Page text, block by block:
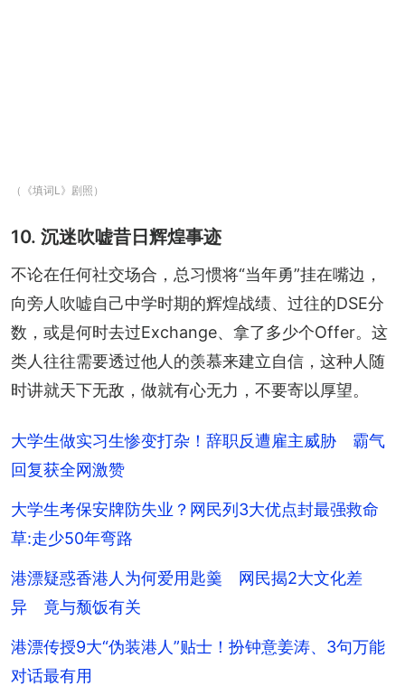
（《填词L》剧照）
10. 沉迷吹嘘昔日辉煌事迹
不论在任何社交场合，总习惯将“当年勇”挂在嘴边，
向旁人吹嘘自己中学时期的辉煌战绩、过往的DSE分
数，或是何时去过Exchange、拿了多少个Offer。这
类人往往需要透过他人的羡慕来建立自信，这种人随
时讲就天下无敌，做就有心无力，不要寄以厚望。
大学生做实习生惨变打杂！辞职反遭雇主威胁 霸气
回复获全网激赞
大学生考保安牌防失业？网民列3大优点封最强救命
草:走少50年弯路
港漂疑惑香港人为何爱用匙羹 网民揭2大文化差
异 竟与颓饭有关
港漂传授9大“伪装港人”贴士！扮钟意姜涛、3句万能
对话最有用